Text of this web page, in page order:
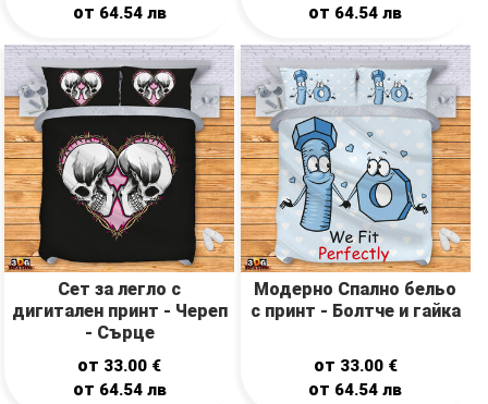
от 64.54 лв от 64.54лв
Сет за легло с
дигитален принт - Череп
- Сърце
от 33.00 €
от 64.54 лв
Модерно Спално бельо
с принт - Болтче и гайка
от 33.00 €
от 64.54лв